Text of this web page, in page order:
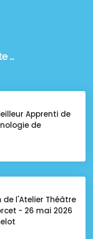
...
Apprenti de
de
de l'Atelier Théâtre
- 26 mai 2026